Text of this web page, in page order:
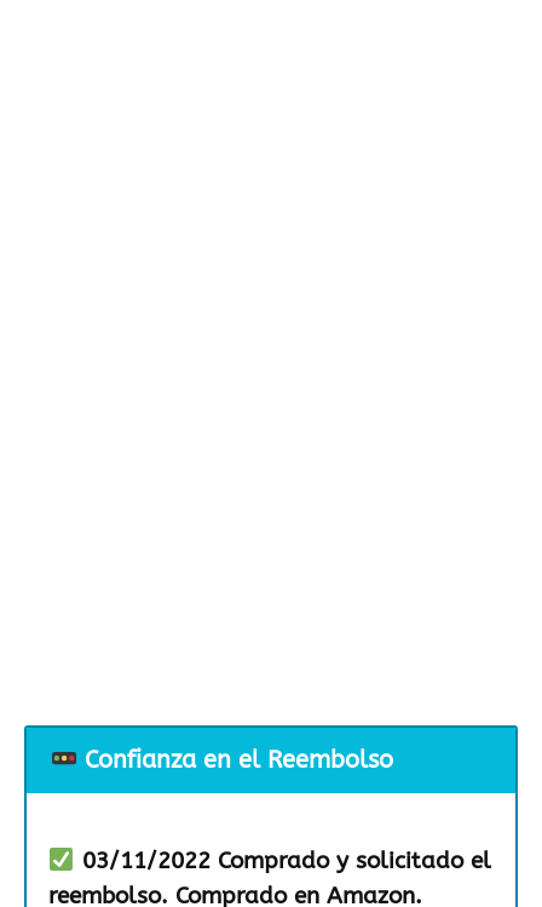
Confianza en el Reembolso
03/11/2022 Comprado y solicitado el
reembolso. Comprado en Amazon.